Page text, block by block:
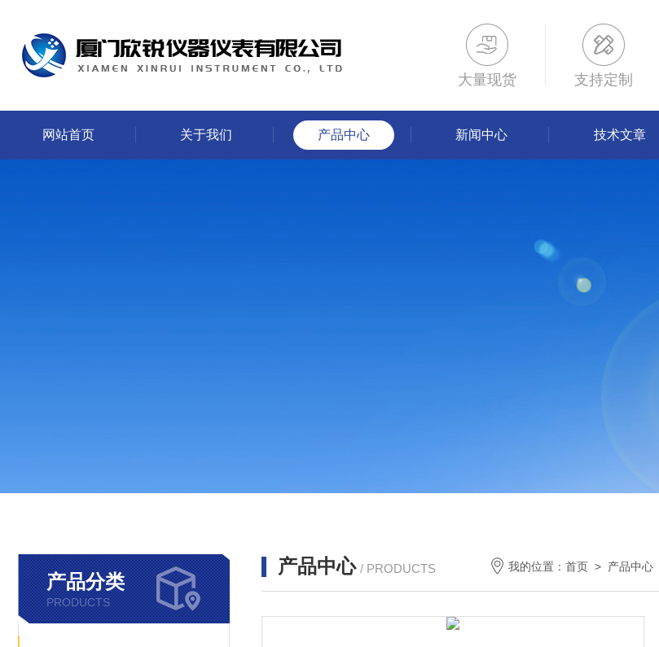
大量现货 支持定制
网站首页 关于我们 产品中心 新闻中心 技术文章
产品分类
PRODUCTS
产品中心 / PRODUCTS 我的位置： 首页 > 产品中心